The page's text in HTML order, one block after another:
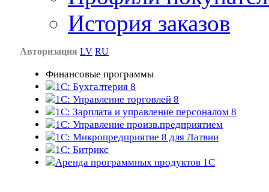
История заказов
Авторизация LV RU
Финансовые программы
1С: Бухгалтерия 8
1C: Управление торговлей 8
1C: Зарплата и управление персоналом 8
1C: Управление произв.предприятием
1С: Микропредприятие 8 для Латвии
1C: Битрикс
Аренда программных продуктов 1С